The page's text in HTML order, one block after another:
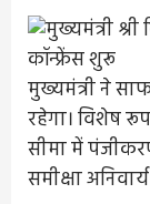
मुख्यमंत्री ने
रहेगा। विशेष
सीमा में
समीक्षा